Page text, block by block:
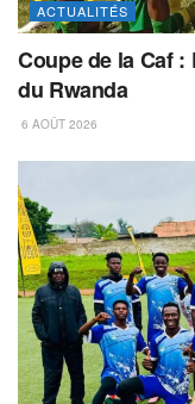
ACTUALITÉS
Coupe de la Caf
du Rwanda
6 AOÛT 2026